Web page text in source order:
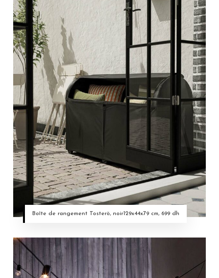
Boîte de rangement Tosterö, noir129x44x79 cm, 699 dh